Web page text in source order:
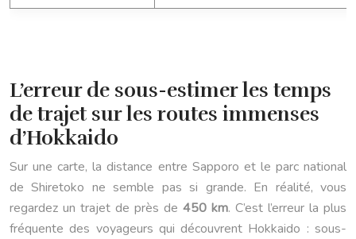
L’erreur de sous-estimer les temps
de trajet sur les routes immenses
d’Hokkaido
Sur une carte, la distance entre Sapporo et le parc national
de Shiretoko ne semble pas si grande. En réalité, vous
regardez un trajet de près de 450 km. C’est l’erreur la plus
fréquente des voyageurs qui découvrent Hokkaido : sous-